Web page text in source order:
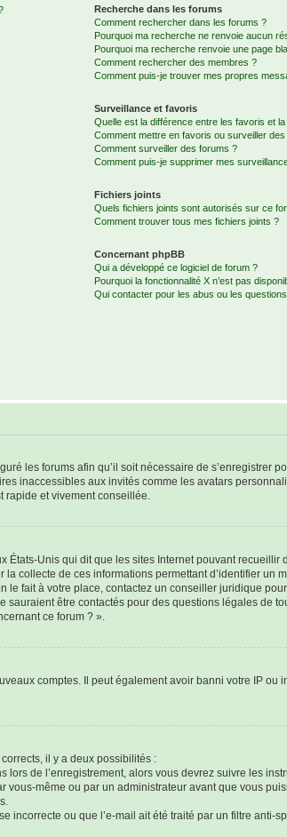
Recherche dans les forums
Comment rechercher dans les forums ?
Pourquoi ma recherche ne renvoie aucun
Pourquoi ma recherche renvoie une page
Comment rechercher des membres ?
Comment puis-je trouver mes propres
Surveillance et favoris
Quelle est la différence entre les favoris et
Comment mettre en favoris ou surveiller
Comment surveiller des forums ?
Comment puis-je supprimer mes
Fichiers joints
Quels fichiers joints sont autorisés sur ce
Comment trouver tous mes fichiers joints ?
Concernant phpBB
Qui a développé ce logiciel de forum ?
Pourquoi la fonctionnalité X n’est pas
Qui contacter pour les abus ou les
les forums afin qu’il soit nécessaire de s’enregistrer
inaccessibles aux invités comme les avatars
rapide et vivement conseillée.
États-Unis qui dit que les sites Internet pouvant recueillir
collecte de ces informations permettant d’identifier un
le fait à votre place, contactez un conseiller juridique
être contactés pour des questions légales de
ce forum ? ».
comptes. Il peut également avoir banni votre IP ou
il y a deux possibilités :
de l’enregistrement, alors vous devrez suivre les
même ou par un administrateur avant que vous
incorrecte ou que l’e-mail ait été traité par un filtre anti-